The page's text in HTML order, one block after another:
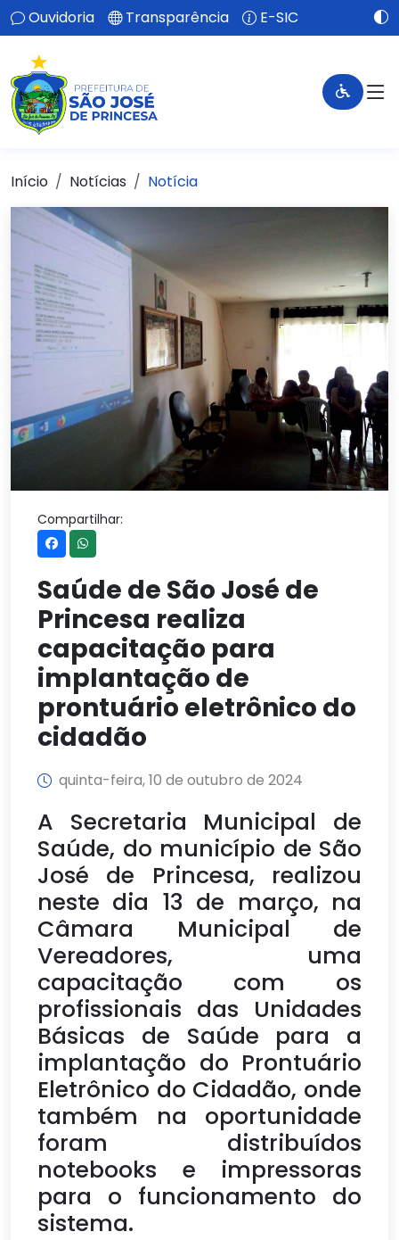
Ouvidoria Transparência E-SIC
Início Notícias Notícia
Compartilhar:
Saúde de São José de
Princesa realiza
capacitação para
implantação de
prontuário eletrônico do
cidadão
quinta-feira, 10 de outubro de 2024
A Secretaria Municipal de
Saúde, do município de São
José de Princesa, realizou
neste dia 13 de março, na
Câmara Municipal de
Vereadores, uma
capacitação com os
profissionais das Unidades
Básicas de Saúde para a
implantação do Prontuário
Eletrônico do Cidadão, onde
também na oportunidade
foram distribuídos
notebooks e impressoras
para o funcionamento do
sistema.